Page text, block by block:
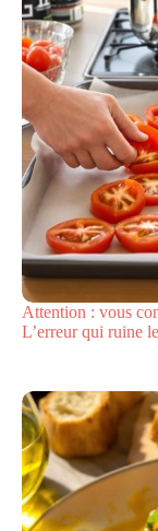
Attention : vous
L’erreur qui ruine